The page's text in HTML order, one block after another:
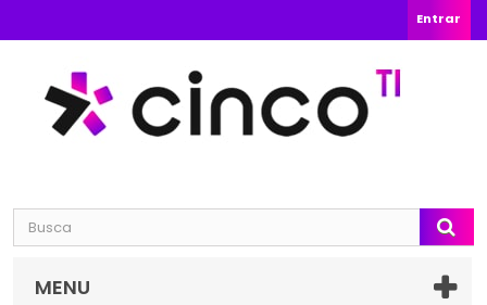
Entrar
MENU